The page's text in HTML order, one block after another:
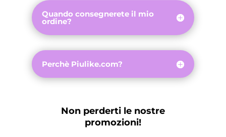
Quando consegnerete il mio
ordine?
Perchè Piulike.com?
Non perderti le nostre
promozioni!